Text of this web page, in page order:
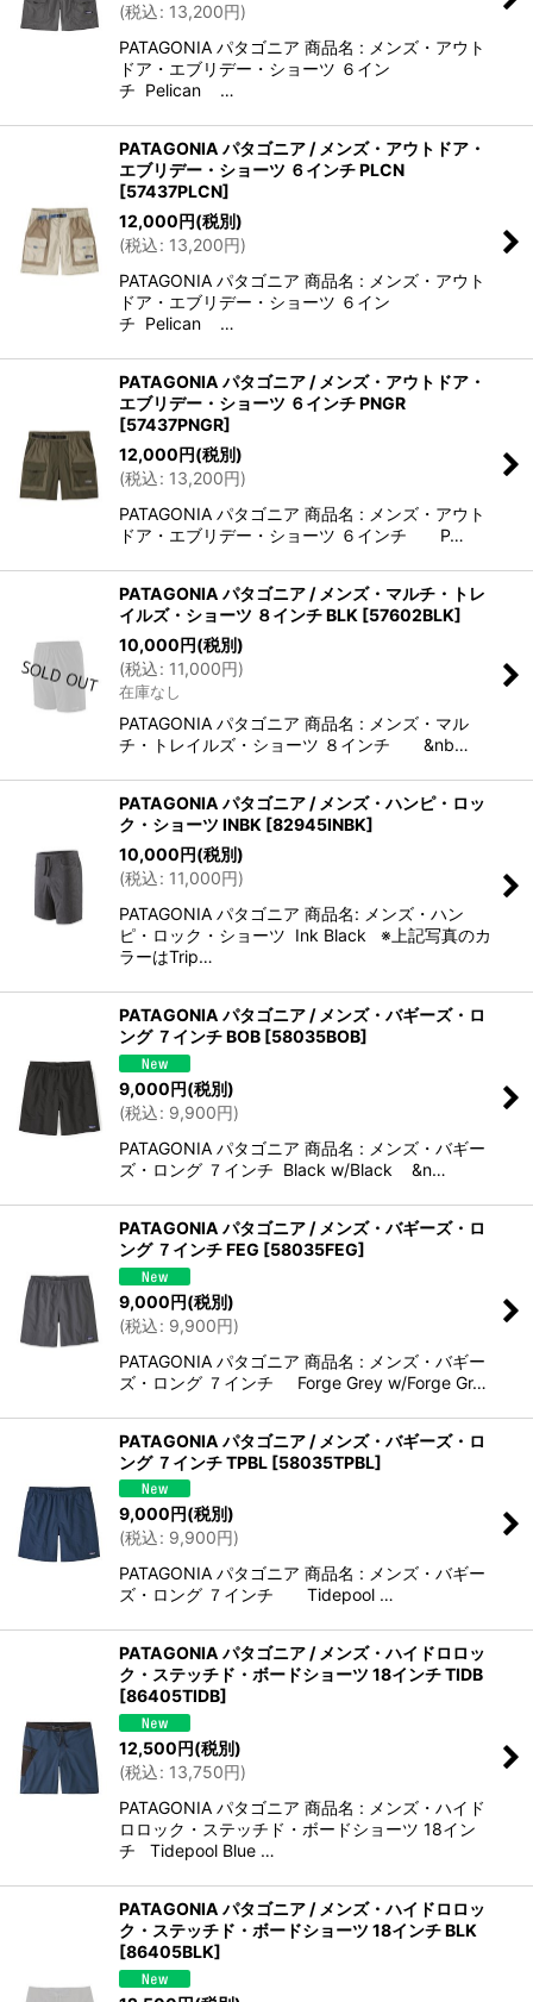
(税込: 13,200円)
PATAGONIA パタゴニア 商品名 : メンズ・アウト
ドア・エブリデー・ショーツ ６イン
チ Pelican …
PATAGONIA パタゴニア / メンズ・アウトドア・
エブリデー・ショーツ ６インチ PLCN
[57437PLCN]
12,000円(税別)
(税込: 13,200円)
PATAGONIA パタゴニア 商品名 : メンズ・アウト
ドア・エブリデー・ショーツ ６イン
チ Pelican …
PATAGONIA パタゴニア / メンズ・アウトドア・
エブリデー・ショーツ ６インチ PNGR
[57437PNGR]
12,000円(税別)
(税込: 13,200円)
PATAGONIA パタゴニア 商品名 : メンズ・アウト
ドア・エブリデー・ショーツ ６インチ P…
PATAGONIA パタゴニア / メンズ・マルチ・トレ
イルズ・ショーツ ８インチ BLK [57602BLK]
10,000円(税別)
(税込: 11,000円)
在庫なし
PATAGONIA パタゴニア 商品名 : メンズ・マル
チ・トレイルズ・ショーツ ８インチ &nb…
PATAGONIA パタゴニア / メンズ・ハンピ・ロッ
ク・ショーツ INBK [82945INBK]
10,000円(税別)
(税込: 11,000円)
PATAGONIA パタゴニア 商品名: メンズ・ハン
ピ・ロック・ショーツ Ink Black ※上記写真のカ
ラーはTrip…
PATAGONIA パタゴニア / メンズ・バギーズ・ロ
ング ７インチ BOB [58035BOB]
9,000円(税別)
(税込: 9,900円)
PATAGONIA パタゴニア 商品名 : メンズ・バギー
ズ・ロング ７インチ Black w/Black &n…
PATAGONIA パタゴニア / メンズ・バギーズ・ロ
ング ７インチ FEG [58035FEG]
9,000円(税別)
(税込: 9,900円)
PATAGONIA パタゴニア 商品名 : メンズ・バギー
ズ・ロング ７インチ Forge Grey w/Forge Gr…
PATAGONIA パタゴニア / メンズ・バギーズ・ロ
ング ７インチ TPBL [58035TPBL]
9,000円(税別)
(税込: 9,900円)
PATAGONIA パタゴニア 商品名 : メンズ・バギー
ズ・ロング ７インチ Tidepool …
PATAGONIA パタゴニア / メンズ・ハイドロロッ
ク・ステッチド・ボードショーツ 18インチ TIDB
[86405TIDB]
12,500円(税別)
(税込: 13,750円)
PATAGONIA パタゴニア 商品名 : メンズ・ハイド
ロロック・ステッチド・ボードショーツ 18イン
チ Tidepool Blue …
PATAGONIA パタゴニア / メンズ・ハイドロロッ
ク・ステッチド・ボードショーツ 18インチ BLK
[86405BLK]